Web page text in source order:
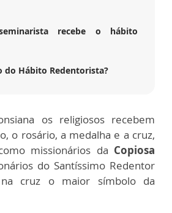
recebe o hábito
do Hábito Redentorista?
os religiosos recebem
o rosário, a medalha e a cruz,
missionários da Copiosa
do Santíssimo Redentor
cruz o maior símbolo da